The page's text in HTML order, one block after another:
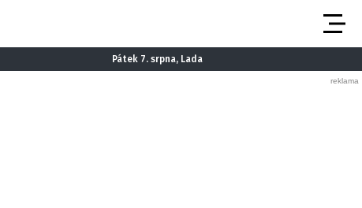
Pátek 7. srpna, Lada